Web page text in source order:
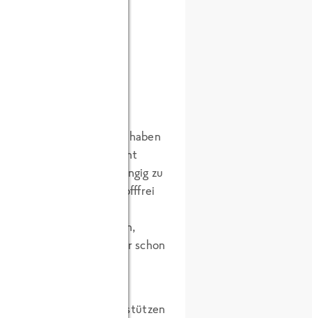
Ziemlich schnell haben
Beide hatten nicht
einig. Um unabhängig zu
können, die zusatzstofffrei
gegründet:
betreiben,
von dem wir schon
unterstützen